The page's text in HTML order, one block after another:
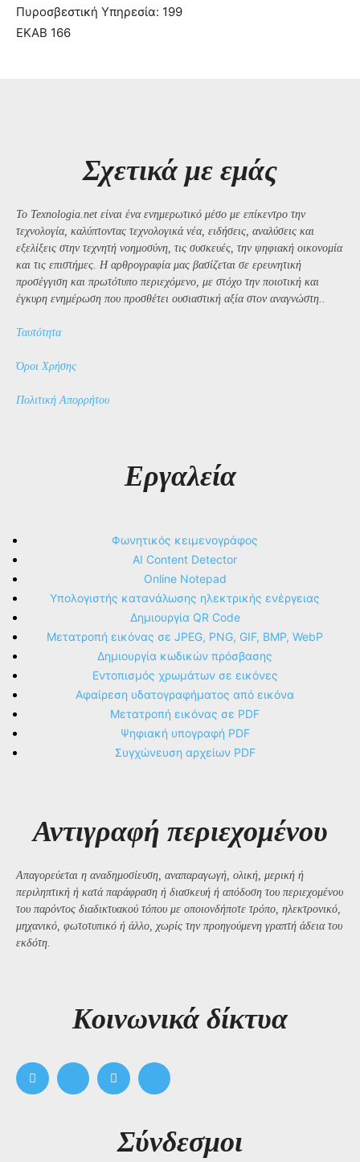
Πυροσβεστική Υπηρεσία: 199
ΕΚΑΒ 166
Σχετικά με εμάς
Το Texnologia.net είναι ένα ενημερωτικό μέσο με επίκεντρο την
τεχνολογία, καλύπτοντας τεχνολογικά νέα, ειδήσεις, αναλύσεις και
εξελίξεις στην τεχνητή νοημοσύνη, τις συσκευές, την ψηφιακή οικονομία
και τις επιστήμες. Η αρθρογραφία μας βασίζεται σε ερευνητική
προσέγγιση και πρωτότυπο περιεχόμενο, με στόχο την ποιοτική και
έγκυρη ενημέρωση που προσθέτει ουσιαστική αξία στον αναγνώστη..
Ταυτότητα
Όροι Χρήσης
Πολιτική Απορρήτου
Εργαλεία
Φωνητικός κειμενογράφος
AI Content Detector
Online Notepad
Υπολογιστής κατανάλωσης ηλεκτρικής ενέργειας
Δημιουργία QR Code
Μετατροπή εικόνας σε JPEG, PNG, GIF, BMP, WebP
Δημιουργία κωδικών πρόσβασης
Εντοπισμός χρωμάτων σε εικόνες
Αφαίρεση υδατογραφήματος από εικόνα
Μετατροπή εικόνας σε PDF
Ψηφιακή υπογραφή PDF
Συγχώνευση αρχείων PDF
Αντιγραφή περιεχομένου
Απαγορεύεται η αναδημοσίευση, αναπαραγωγή, ολική, μερική ή
περιληπτική ή κατά παράφραση ή διασκευή ή απόδοση του περιεχομένου
του παρόντος διαδικτυακού τόπου με οποιονδήποτε τρόπο, ηλεκτρονικό,
μηχανικό, φωτοτυπικό ή άλλο, χωρίς την προηγούμενη γραπτή άδεια του
εκδότη.
Kοινωνικά δίκτυα
Σύνδεσμοι